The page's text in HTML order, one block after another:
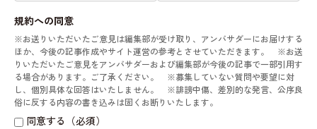
規約への同意
※お送りいただいたご意見は編集部が受け取り、アンバサダーにお届けする
ほか、今後の記事作成やサイト運営の参考とさせていただきます。 ※お送
りいただいたご意見をアンバサダーおよび編集部が今後の記事で一部引用す
る場合があります。ご了承ください。 ※募集していない質問や要望に対
し、個別具体な回答はいたしません。 ※誹謗中傷、差別的な発言、公序良
俗に反する内容の書き込みは固くお断りいたします。
同意する（必須）